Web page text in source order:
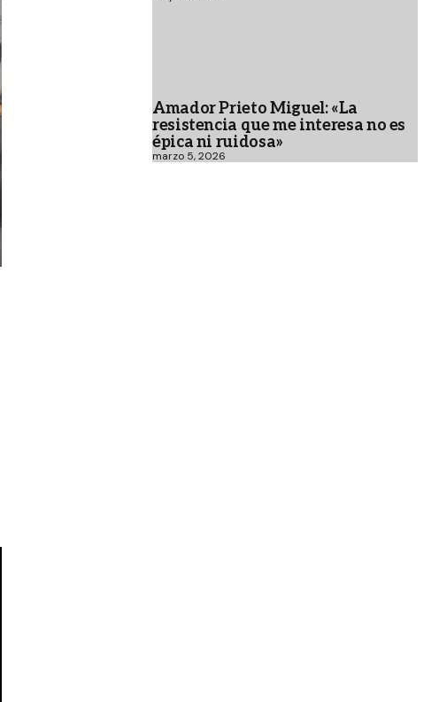
Amador Prieto Miguel: «La
resistencia que me interesa no es
épica ni ruidosa»
marzo 5, 2026